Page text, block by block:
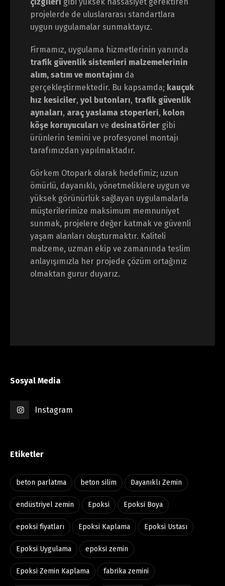
projelerde de uluslararası standartlara
uygun uygulamalar sunmaktayız.
Firmamız, uygulama hizmetlerinin yanında
trafik güvenlik sistemleri malzemelerinin
alım, satım ve montajını da
gerçekleştirmektedir. Bu kapsamda; kauçuk
hız kesiciler, yol butonları, trafik güvenlik
aynaları, araç yaslama stoperleri, kolon
köşe koruyucuları ve desinatörler gibi
ürünlerin temini ve profesyonel montajı
tarafımızdan yapılmaktadır.
Görkem Otopark olarak hedefimiz; uzun
ömürlü, dayanıklı, yönetmeliklere uygun ve
yüksek görünürlük sağlayan uygulamalarla
müşterilerimize maksimum memnuniyet
sunmak, projelere değer katmak ve güvenli
yaşam alanları oluşturmaktır. Kaliteli
malzeme, uzman ekip ve zamanında teslim
anlayışımızla her projede çözüm ortağınız
olmaktan gurur duyarız.
Sosyal Media
Instagram
Etiketler
beton parlatma beton silim Dayanıklı Zemin
endüstriyel zemin Epoksi Epoksi Boya
epoksi fiyatları Epoksi Kaplama Epoksi Ustası
Epoksi Uygulama epoksi zemin
Epoksi Zemin Kaplama fabrika zemini